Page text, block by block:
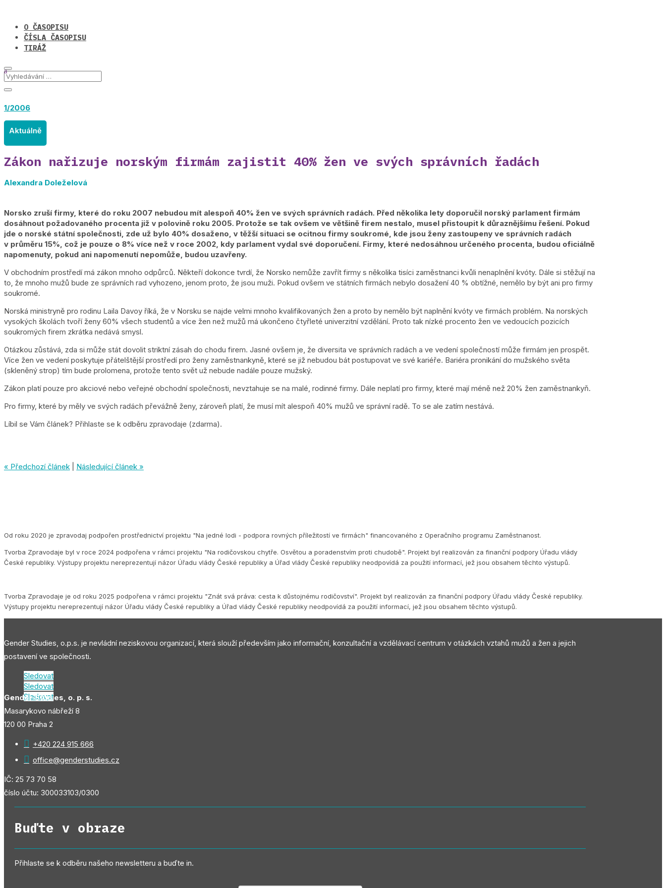
O ČASOPISU
ČÍSLA ČASOPISU
TIRÁŽ
1/2006
Aktuálně
Zákon nařizuje norským firmám zajistit 40% žen ve svých správních řadách
Alexandra Doleželová
Norsko zruší firmy, které do roku 2007 nebudou mít alespoň 40% žen ve svých správních radách. Před několika lety doporučil norský parlament firmám
dosáhnout požadovaného procenta již v polovině roku 2005. Protože se tak ovšem ve většině firem nestalo, musel přistoupit k důraznějšímu řešení. Pokud
jde o norské státní společnosti, zde už bylo 40% dosaženo, v těžší situaci se ocitnou firmy soukromé, kde jsou ženy zastoupeny ve správních radách
v průměru 15%, což je pouze o 8% více než v roce 2002, kdy parlament vydal své doporučení. Firmy, které nedosáhnou určeného procenta, budou oficiálně
napomenuty, pokud ani napomenutí nepomůže, budou uzavřeny.
V obchodním prostředí má zákon mnoho odpůrců. Někteří dokonce tvrdí, že Norsko nemůže zavřít firmy s několika tisíci zaměstnanci kvůli nenaplnění kvóty. Dále si stěžují na
to, že mnoho mužů bude ze správních rad vyhozeno, jenom proto, že jsou muži. Pokud ovšem ve státních firmách nebylo dosažení 40 % obtížné, nemělo by být ani pro firmy
soukromé.
Norská ministryně pro rodinu Laila Davoy říká, že v Norsku se najde velmi mnoho kvalifikovaných žen a proto by nemělo být naplnění kvóty ve firmách problém. Na norských
vysokých školách tvoří ženy 60% všech studentů a více žen než mužů má ukončeno čtyřleté univerzitní vzdělání. Proto tak nízké procento žen ve vedoucích pozicích
soukromých firem zkrátka nedává smysl.
Otázkou zůstává, zda si může stát dovolit striktní zásah do chodu firem. Jasné ovšem je, že diversita ve správních radách a ve vedení společností může firmám jen prospět.
Více žen ve vedení poskytuje přátelštější prostředí pro ženy zaměstnankyně, které se již nebudou bát postupovat ve své kariéře. Bariéra pronikání do mužského světa
(skleněný strop) tím bude prolomena, protože tento svět už nebude nadále pouze mužský.
Zákon platí pouze pro akciové nebo veřejné obchodní společnosti, nevztahuje se na malé, rodinné firmy. Dále neplatí pro firmy, které mají méně než 20% žen zaměstnankyň.
Pro firmy, které by měly ve svých radách převážně ženy, zároveň platí, že musí mít alespoň 40% mužů ve správní radě. To se ale zatím nestává.
Líbil se Vám článek? Přihlaste se k odběru zpravodaje (zdarma).
« Předchozí článek Následující článek »
Od roku 2020 je zpravodaj podpořen prostřednictví projektu "Na jedné lodi - podpora rovných příležitostí ve firmách" financovaného z Operačního programu Zaměstnanost.
Tvorba Zpravodaje byl v roce 2024 podpořena v rámci projektu "Na rodičovskou chytře. Osvětou a poradenstvím proti chudobě". Projekt byl realizován za finanční podpory Úřadu vlády
České republiky. Výstupy projektu nereprezentují názor Úřadu vlády České republiky a Úřad vlády České republiky neodpovídá za použití informací, jež jsou obsahem těchto výstupů.
Tvorba Zpravodaje je od roku 2025 podpořena v rámci projektu "Znát svá práva: cesta k důstojnému rodičovství". Projekt byl realizován za finanční podpory Úřadu vlády České republiky.
Výstupy projektu nereprezentují názor Úřadu vlády České republiky a Úřad vlády České republiky neodpovídá za použití informací, jež jsou obsahem těchto výstupů.
Gender Studies, o.p.s. je nevládní neziskovou organizací, která slouží především jako informační, konzultační a vzdělávací centrum v otázkách vztahů mužů a žen a jejich
postavení ve společnosti.
Sledovat
Sledovat
Sledovat
Gender Studies, o. p. s.
Masarykovo nábřeží 8
120 00 Praha 2
 +420 224 915 666
 office@genderstudies.cz
IČ: 25 73 70 58
číslo účtu: 300033103/0300
Buďte v obraze
Přihlaste se k odběru našeho newsletteru a buďte in.